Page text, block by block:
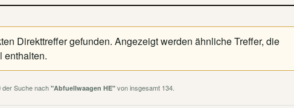
Direkttreffer gefunden. Angezeigt werden ähnliche Treffer, die
enthalten.
der Suche nach "Abfuellwaagen HE"von insgesamt 134.